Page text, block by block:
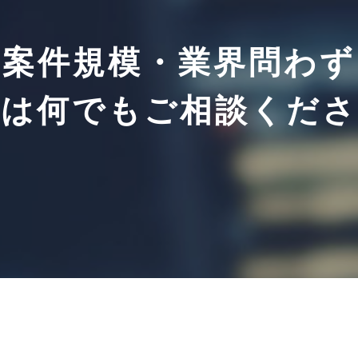
案件規模・業界問わず
何でも ご相談くだ